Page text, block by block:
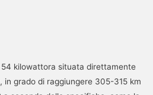
kilowattora situata direttamente
in grado di raggiungere 305-315 km